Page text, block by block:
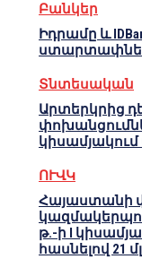
Բանկեր
Իդրամը և
Տնտեսական
Արտերկրից
կիսամյակում
ՈՒՎԿ
Հայաստանի
թ.-ի I
հասնելով 21